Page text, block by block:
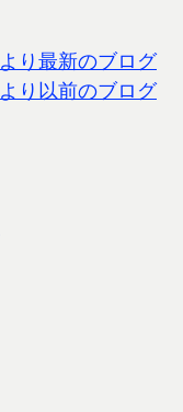
より最新のブログ
より以前のブログ